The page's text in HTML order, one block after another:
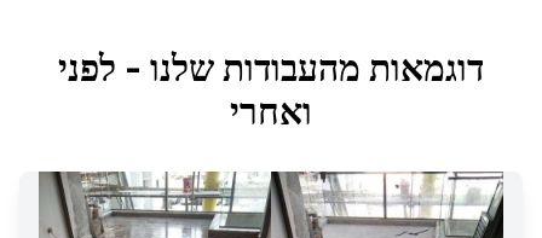
דוגמאות מהעבודות שלנו - לפני
ואחרי